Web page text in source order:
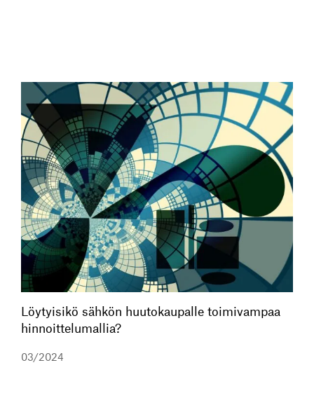
Löytyisikö sähkön huutokaupalle toimivampaa
hinnoittelumallia?
03/2024